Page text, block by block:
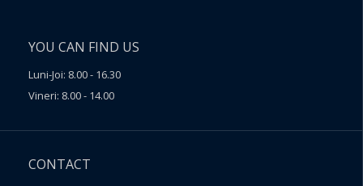
YOU CAN FIND US
Luni-Joi: 8.00 - 16.30
Vineri: 8.00 - 14.00
CONTACT